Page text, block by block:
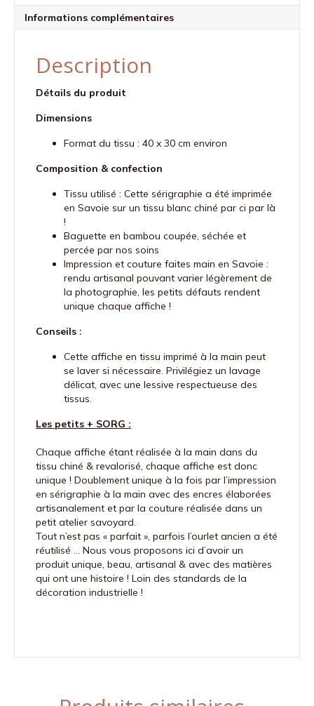
Informations complémentaires
Description
Détails du produit
Dimensions
Format du tissu : 40 x 30 cm environ
Composition & confection
Tissu utilisé : Cette sérigraphie a été imprimée
en Savoie sur un tissu blanc chiné par ci par là
!
Baguette en bambou coupée, séchée et
percée par nos soins
Impression et couture faites main en Savoie :
rendu artisanal pouvant varier légèrement de
la photographie, les petits défauts rendent
unique chaque affiche !
Conseils :
Cette affiche en tissu imprimé à la main peut
se laver si nécessaire. Privilégiez un lavage
délicat, avec une lessive respectueuse des
tissus.
Les petits + SORG :
Chaque affiche étant réalisée à la main dans du
tissu chiné & revalorisé, chaque affiche est donc
unique ! Doublement unique à la fois par l’impression
en sérigraphie à la main avec des encres élaborées
artisanalement et par la couture réalisée dans un
petit atelier savoyard.
Tout n’est pas « parfait », parfois l’ourlet ancien a été
réutilisé … Nous vous proposons ici d’avoir un
produit unique, beau, artisanal & avec des matières
qui ont une histoire ! Loin des standards de la
décoration industrielle !